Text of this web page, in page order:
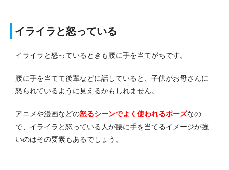
イライラと怒っている
イライラと怒っているときも腰に手を当てがちです。
腰に手を当てて後輩などに話していると、子供がお母さんに
怒られているように見えるかもしれません。
アニメや漫画などの怒るシーンでよく使われるポーズなの
で、イライラと怒っている人が腰に手を当てるイメージが強
いのはその要素もあるでしょう。